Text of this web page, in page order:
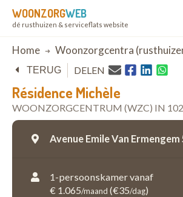
WOONZORGWEB
dé rusthuizen & serviceflats website
Breadcrumb
Home Woonzorgcentra
Résidence Michèle
WOONZORGCENTRUM (WZC) IN
TERUG DELEN
Avenue Emile Van Ermengem
1-persoonskamer vanaf
€ 1.065/maand (€35/dag)